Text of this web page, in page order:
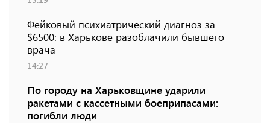
Фейковый психиатрический диагноз за
$6500: в Харькове разоблачили бывшего
врача
14:27
По городу на Харьковщине ударили
ракетами с кассетными боеприпасами:
погибли люди